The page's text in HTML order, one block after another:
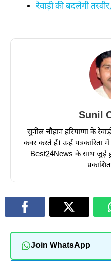
रेवाड़ी की बदलेगी
Sunil
सुनील चौहान हरियाणा के
कवर करते हैं। उन्हें पत्रकारिता
Best24News के साथ जुड़े
Join WhatsApp